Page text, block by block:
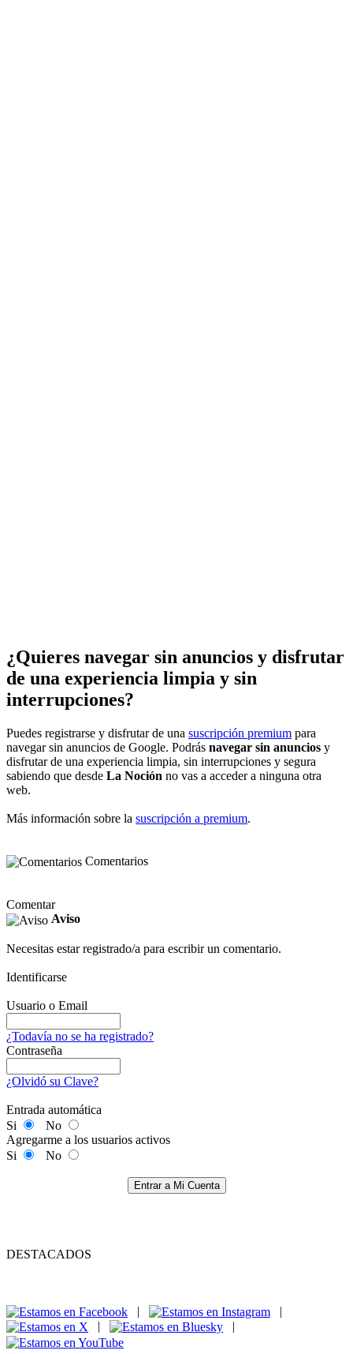
¿Quieres navegar sin anuncios y disfrutar
de una experiencia limpia y sin
interrupciones?
Puedes registrarse y disfrutar de una suscripción premium para
navegar sin anuncios de Google. Podrás navegar sin anuncios y
disfrutar de una experiencia limpia, sin interrupciones y segura
sabiendo que desde La Noción no vas a acceder a ninguna otra
web.
Más información sobre la suscripción a premium.
Comentarios
Comentar
Aviso
Necesitas estar registrado/a para escribir un comentario.
Identificarse
Usuario o Email
¿Todavía no se ha registrado?
Contraseña
¿Olvidó su Clave?
Entrada automática
Si
No
Agregarme a los usuarios activos
Si
No
Entrar a Mi Cuenta
DESTACADOS
|
|
|
|